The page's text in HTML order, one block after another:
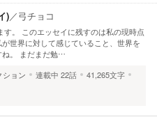
)／弓チョコ
す。 このエッセイに残すのは私の現時点
世界に対して感じていること、世界を
ね。 まだまだ勉…
ション 連載中 22話
41,265文字